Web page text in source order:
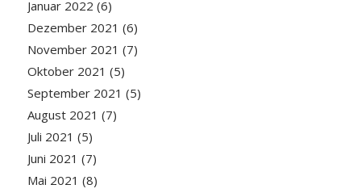
Januar 2022 (6)
Dezember 2021 (6)
November 2021 (7)
Oktober 2021 (5)
September 2021 (5)
August 2021 (7)
Juli 2021 (5)
Juni 2021 (7)
Mai 2021 (8)